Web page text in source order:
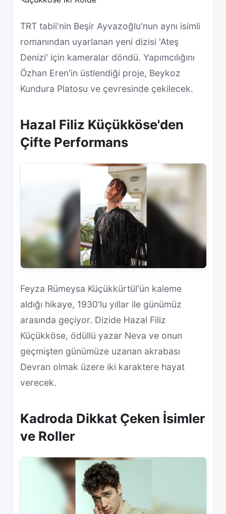
TRT tabii'nin Beşir Ayvazoğlu'nun aynı isimli
romanından uyarlanan yeni dizisi 'Ateş
Denizi' için kameralar döndü. Yapımcılığını
Özhan Eren'in üstlendiği proje, Beykoz
Kundura Platosu ve çevresinde çekilecek.
Hazal Filiz Küçükköse'den
Çifte Performans
Feyza Rümeysa Küçükkürtül'ün kaleme
aldığı hikaye, 1930'lu yıllar ile günümüz
arasında geçiyor. Dizide Hazal Filiz
Küçükköse, ödüllü yazar Neva ve onun
geçmişten günümüze uzanan akrabası
Devran olmak üzere iki karaktere hayat
verecek.
Kadroda Dikkat Çeken İsimler
ve Roller